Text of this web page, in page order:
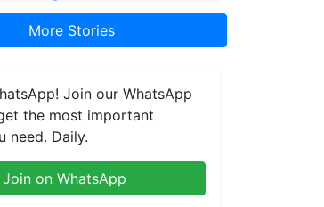
More Stories
Join our WhatsApp
the most important
need. Daily.
Join on WhatsApp